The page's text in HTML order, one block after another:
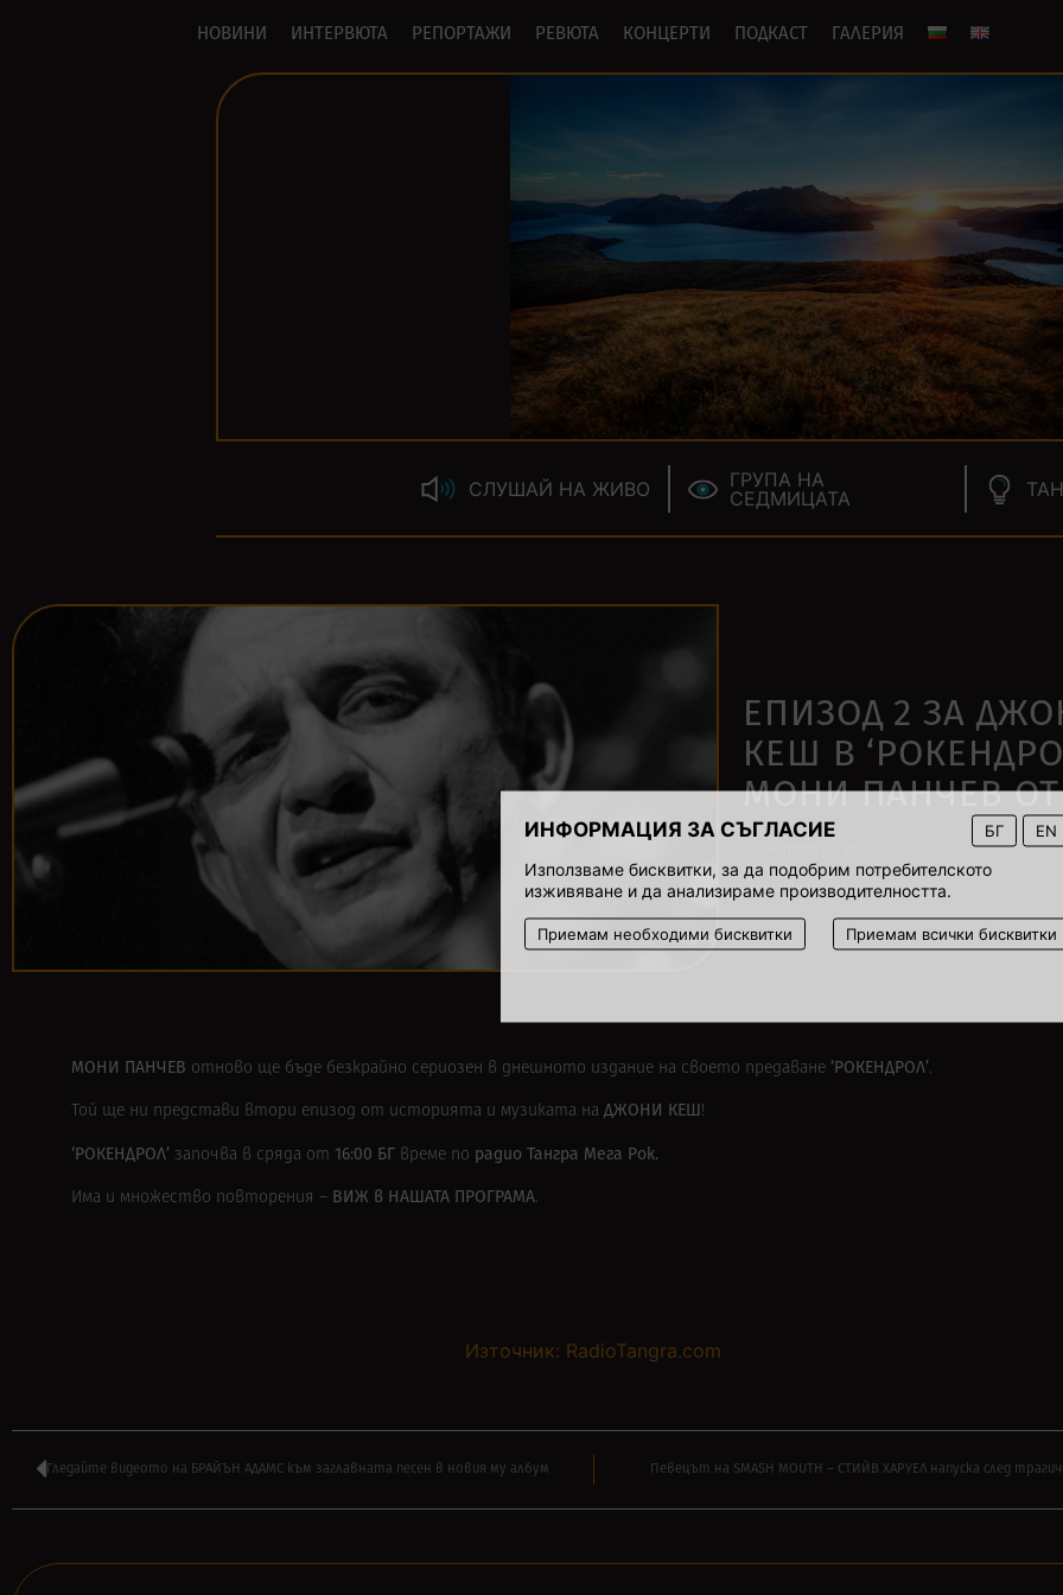
ИНФОРМАЦИЯ ЗА СЪГЛАСИЕ БГ EN
Използваме бисквитки, за да подобрим потребителското
изживяване и да анализираме производителността.
Приемам необходими бисквитки Приемам всички бисквитки
НОВИНИ ИНТЕРВЮТА РЕПОРТАЖИ РЕВЮТА КОНЦЕРТИ ПОДКАСТ ГАЛЕРИЯ
СЛУШАЙ НА ЖИВО
ГРУПА НА
СЕДМИЦАТА
ЕПИЗОД 2 ЗА
КЕШ В
МОНИ ПАНЧЕВ ОТ
00:00
МОНИ ПАНЧЕВ отново ще бъде безкрайно сериозен в днешното издание на своето предаване ‘РОКЕНДРОЛ’.
Той ще ни представи втори епизод от историята и музиката на ДЖОНИ КЕШ!
‘РОКЕНДРОЛ’ започва в сряда от 16:00 БГ време по радио Тангра Мега Рок.
Има и множество повторения – ВИЖ в НАШАТА ПРОГРАМА.
Източник: RadioTangra.com
Гледайте видеото на БРАЙЪН АДАМС към заглавната песен в новия му албум Певецът на SMASH MOUTH – СТИЙВ ХАРУЕЛ напуска след